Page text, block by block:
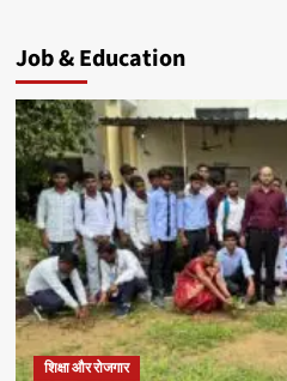
Job & Education
शिक्षा और रोजगार